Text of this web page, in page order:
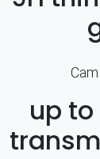
up to